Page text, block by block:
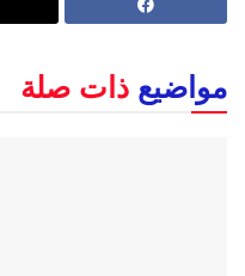
مواضيع ذات صلة